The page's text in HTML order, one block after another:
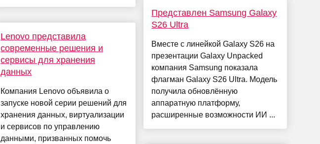
Lenovo представила
современные решения и
сервисы для хранения
данных
Компания Lenovo объявила о
запуске новой серии решений для
хранения данных, виртуализации
и сервисов по управлению
данными, призванных помочь
Представлен Samsung Galaxy
S26 Ultra
Вместе с линейкой Galaxy S26 на
презентации Galaxy Unpacked
компания Samsung показала
флагман Galaxy S26 Ultra. Модель
получила обновлённую
аппаратную платформу,
расширенные возможности ИИ ...